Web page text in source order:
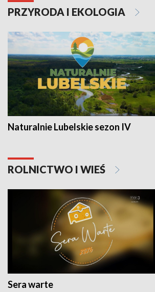
PRZYRODA I EKOLOGIA
Naturalnie Lubelskie sezon IV
ROLNICTWO I WIEŚ
Sera warte